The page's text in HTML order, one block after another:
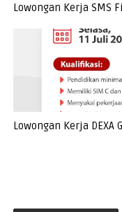
Lowongan Kerja SMS
Lowongan Kerja